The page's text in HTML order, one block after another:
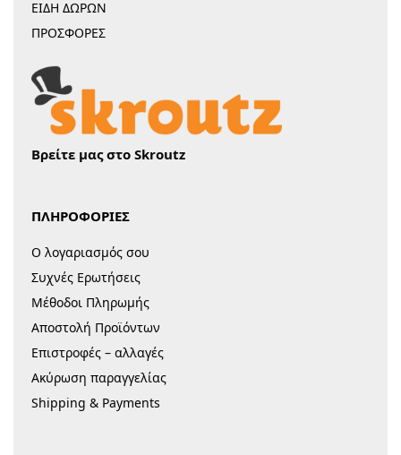
ΕΙΔΗ ΔΩΡΩΝ
ΠΡΟΣΦΟΡΕΣ
Βρείτε μας στο Skroutz
ΠΛΗΡΟΦΟΡΙΕΣ
Ο λογαριασμός σου
Συχνές Ερωτήσεις
Μέθοδοι Πληρωμής
Αποστολή Προϊόντων
Επιστροφές – αλλαγές
Ακύρωση παραγγελίας
Shipping & Payments